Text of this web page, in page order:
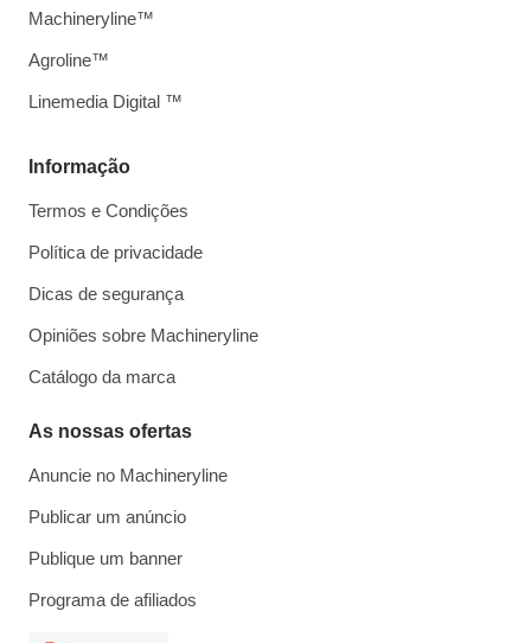
Informação
Termos e Condições
Política de privacidade
Dicas de segurança
Opiniões sobre Machineryline
Catálogo da marca
As nossas ofertas
Anuncie no Machineryline
Publicar um anúncio
Publique um banner
Programa de afiliados
Machineryline™
Agroline™
Linemedia Digital ™